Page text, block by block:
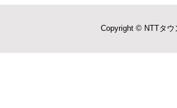
Copyright © NTTタウ